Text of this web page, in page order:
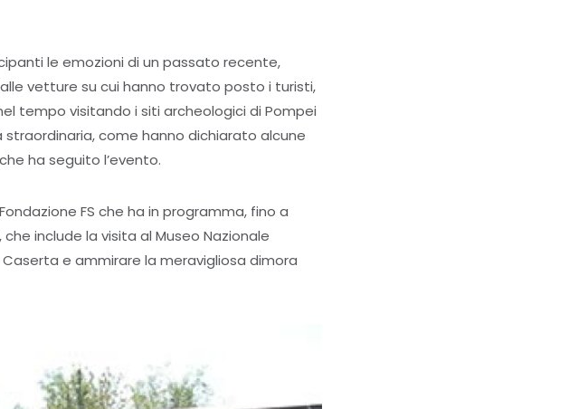
le emozioni di un passato recente,
vetture su cui hanno trovato posto i turisti,
tempo visitando i siti archeologici di Pompei
straordinaria, come hanno dichiarato alcune
ha seguito l’evento.
FS che ha in programma, fino a
include la visita al Museo Nazionale
Caserta e ammirare la meravigliosa dimora